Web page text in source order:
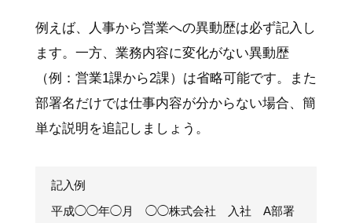
例えば、人事から営業への異動歴は必ず記入し
ます。一方、業務内容に変化がない異動歴
（例：営業1課から2課）は省略可能です。また
部署名だけでは仕事内容が分からない場合、簡
単な説明を追記しましょう。
記入例
平成◯◯年◯月 ◯◯株式会社 入社 A部署